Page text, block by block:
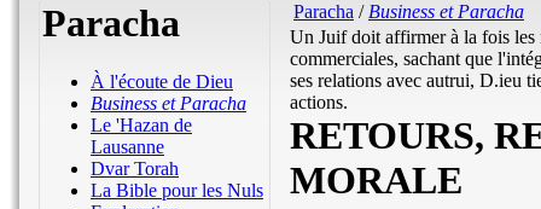
Paracha
À l'écoute de Dieu
Business et Paracha
Le 'Hazan de
Lausanne
Dvar Torah
La Bible pour les Nuls
Paracha / Business et Paracha
Un Juif doit affirmer à la fois les
commerciales, sachant que
ses relations avec autrui, D.ieu
actions.
RETOURS,
MORALE